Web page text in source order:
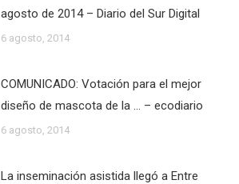
agosto de 2014 – Diario del Sur Digital
6 agosto, 2014
COMUNICADO: Votación para el mejor
diseño de mascota de la … – ecodiario
6 agosto, 2014
La inseminación asistida llegó a Entre